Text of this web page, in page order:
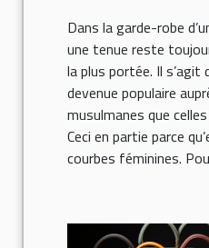
Dans la garde-robe
une tenue reste
la plus portée. Il s’agit
devenue populaire
musulmanes que
Ceci en partie parce
courbes féminines.